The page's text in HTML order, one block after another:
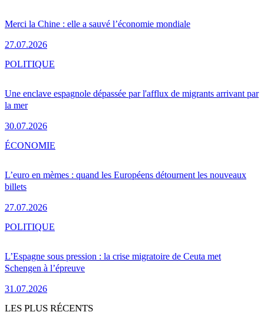
Merci la Chine : elle a sauvé l’économie mondiale
27.07.2026
Une enclave espagnole dépassée par l'afflux de migrants arrivant par
la mer
30.07.2026
POLITIQUE
L’euro en mèmes : quand les Européens détournent les nouveaux
billets
27.07.2026
ÉCONOMIE
L’Espagne sous pression : la crise migratoire de Ceuta met
Schengen à l’épreuve
31.07.2026
POLITIQUE
LES PLUS RÉCENTS